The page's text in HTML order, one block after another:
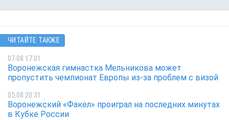
ЧИТАЙТЕ ТАКЖЕ
07.08 17:01
Воронежская гимнастка Мельникова может
пропустить чемпионат Европы из-за проблем с визой
05.08 20:31
Воронежский «Факел» проиграл на последних минутах
в Кубке России